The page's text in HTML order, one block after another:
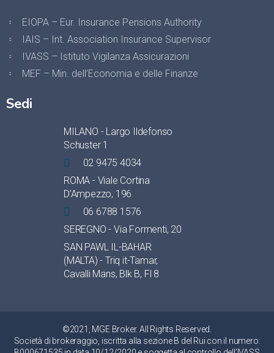
EIOPA – Eur. Insurance Pensions Authority
IAIS – Int. Association Insurance Supervisor
IVASS – Istituto Vigilanza Assicurazioni
MEF – Min. dell’Economia e delle Finanze
Sedi
MILANO - Largo Ildefonso
Schuster 1
02 9475 4034
ROMA - Viale Cortina
D’Ampezzo, 196
06 6788 1576
SEREGNO - Via Formenti, 20
SAN PAWL IL-BAHAR
(MALTA) - Triq it-Tamar,
Cavalli Mans, Blk B, Fl 8
©2021, MGE Broker. All Rights Reserved.
Società di brokeraggio, iscritta alla sezione B del Rui con il numero: